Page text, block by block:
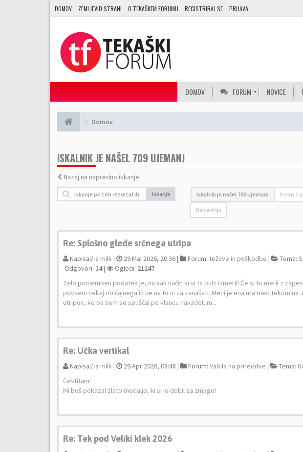
DOMOV ZEMLJEVID STRANI O TEKAŠKEM FORUMU REGISTRIRAJ SE PRIJAVA
DOMOV FORUM NOVICE
Domov
ISKALNIK JE NAŠEL 709 UJEMANJ
Nazaj na napredno iskanje
Iskanje Iskalnik je našel 709 ujemanj Stran 1
Naslednja
Re: Splošno glede srčnega utripa
Napisal/-a milk¦ 29 Maj 2026, 20:36 ¦ Forum: težave in poškodbe ¦ Tema:
Odgovori: 14¦ Ogledi: 21247
Zelo pomemben podatek je, na kak način si si ta pulz izmeril! Če si to meril z
povsem nekaj običajnega in se na to ni za zanašati. Meni je ena ura med tekom
utripov, ko pa sem se spuščal po klancu navzdol, m...
Re: Učka vertikal
Napisal/-a milk¦ 29 Apr 2026, 08:48 ¦ Forum: Vabila na prireditve ¦ Tema:
Čestitam!
Mi boš pokazal zlato medaljo, ki si jo dobil za zmago!
Re: Tek pod Veliki klek 2026